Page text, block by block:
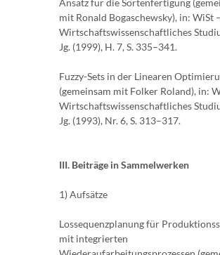
Ansatz für die Sortenfertigung
mit Ronald Bogaschewsky), in: WiSt –
Wirtschaftswissenschaftliches
Jg. (1999), H. 7, S. 335–341.
Fuzzy-Sets in der Linearen
(gemeinsam mit Folker Roland), in:
Wirtschaftswissenschaftliches
Jg. (1993), Nr. 6, S. 313–317.
III. Beiträge in Sammelwerken
1) Aufsätze
Lossequenzplanung für
mit integrierten